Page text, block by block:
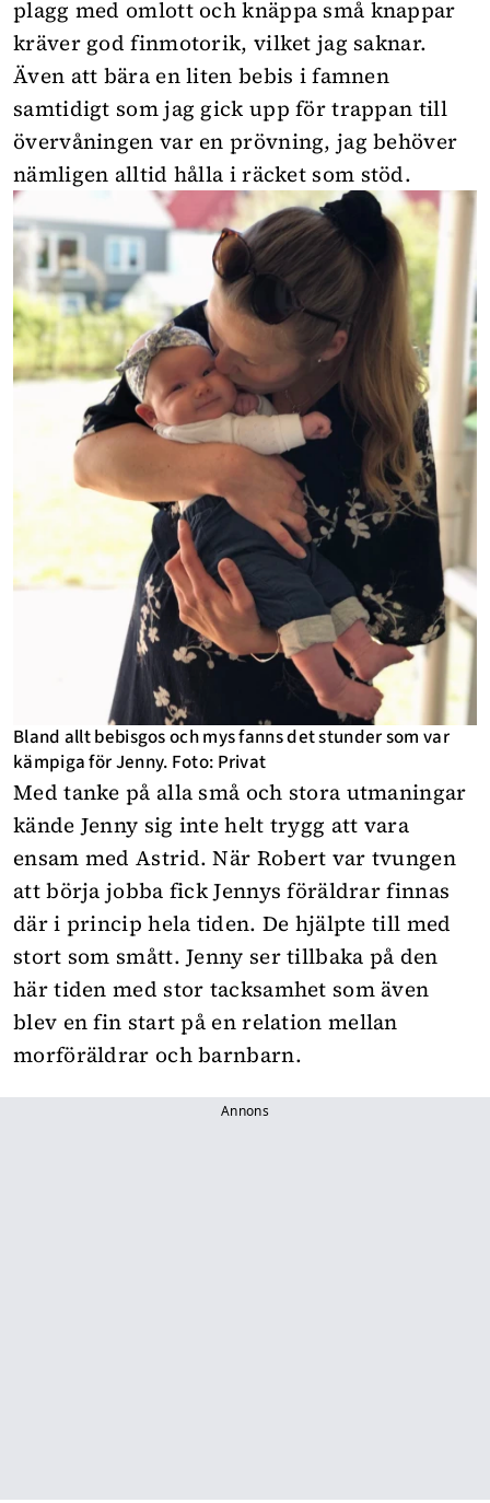
plagg med omlott och knäppa små knappar
kräver god finmotorik, vilket jag saknar.
Även att bära en liten bebis i famnen
samtidigt som jag gick upp för trappan till
övervåningen var en prövning, jag behöver
nämligen alltid hålla i räcket som stöd.
Bland allt bebisgos och mys fanns det stunder som var
kämpiga för Jenny. Foto: Privat
Med tanke på alla små och stora utmaningar
kände Jenny sig inte helt trygg att vara
ensam med Astrid. När Robert var tvungen
att börja jobba fick Jennys föräldrar finnas
där i princip hela tiden. De hjälpte till med
stort som smått. Jenny ser tillbaka på den
här tiden med stor tacksamhet som även
blev en fin start på en relation mellan
morföräldrar och barnbarn.
Annons